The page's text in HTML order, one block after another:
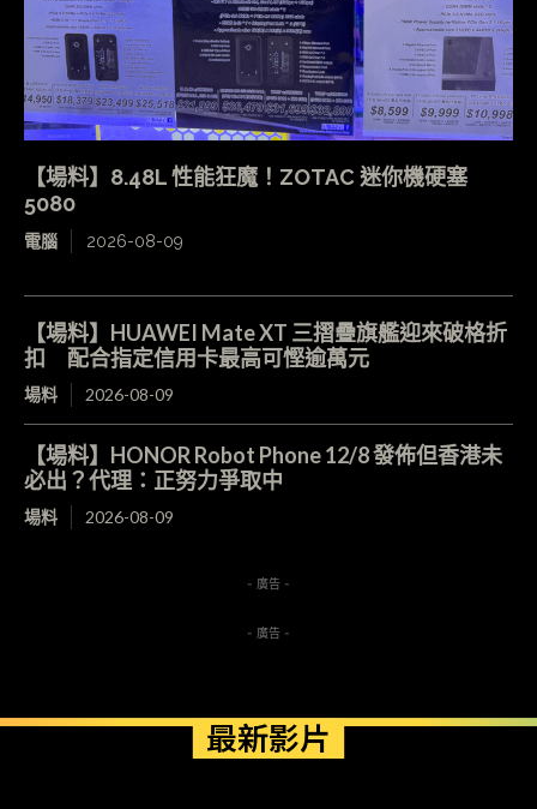
【場料】8.48L 性能狂魔！ZOTAC 迷你機硬塞
5080
電腦 2026-08-09
【場料】HUAWEI Mate XT 三摺疊旗艦迎來破格折
扣 配合指定信用卡最高可慳逾萬元
場料 2026-08-09
【場料】HONOR Robot Phone 12/8 發佈但香港未
必出？代理：正努力爭取中
場料 2026-08-09
- 廣告 -
- 廣告 -
最新影片